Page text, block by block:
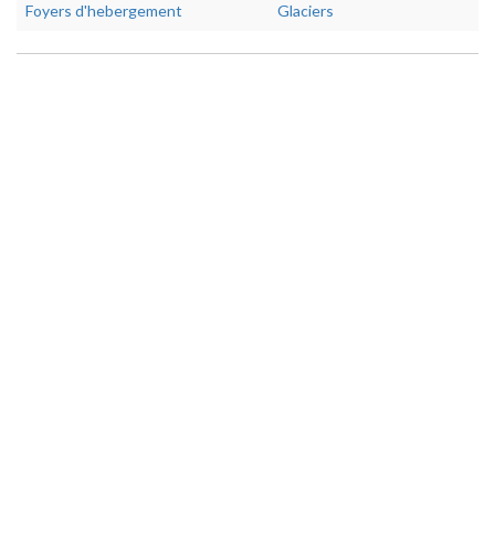
Foyers d'hebergement Glaciers